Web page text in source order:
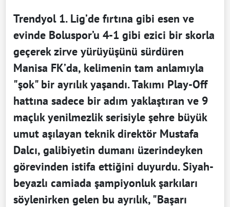
Trendyol 1. Lig’de fırtına gibi esen ve
evinde Boluspor’u 4-1 gibi ezici bir skorla
geçerek zirve yürüyüşünü sürdüren
Manisa FK’da, kelimenin tam anlamıyla
"şok" bir ayrılık yaşandı. Takımı Play-Off
hattına sadece bir adım yaklaştıran ve 9
maçlık yenilmezlik serisiyle şehre büyük
umut aşılayan teknik direktör Mustafa
Dalcı, galibiyetin dumanı üzerindeyken
görevinden istifa ettiğini duyurdu. Siyah-
beyazlı camiada şampiyonluk şarkıları
söylenirken gelen bu ayrılık, "Başarı